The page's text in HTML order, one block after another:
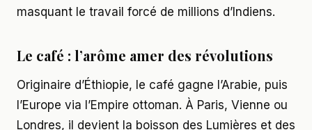
masquant le travail forcé de millions d’Indiens.
Le café : l’arôme amer des révolutions
Originaire d’Éthiopie, le café gagne l’Arabie, puis
l’Europe via l’Empire ottoman. À Paris, Vienne ou
Londres, il devient la boisson des Lumières et des